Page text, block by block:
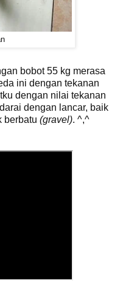
bobot 55 kg merasa
ini dengan tekanan
dengan nilai tekanan
dengan lancar, baik
berbatu (gravel). ^,^